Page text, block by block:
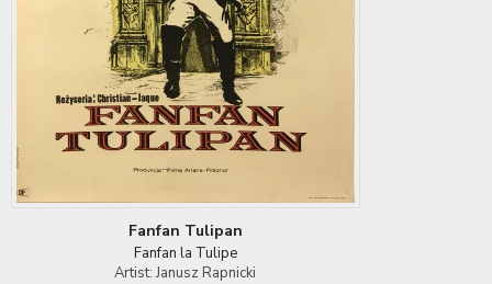
Fanfan Tulipan
Fanfan la Tulipe
Artist: Janusz Rapnicki